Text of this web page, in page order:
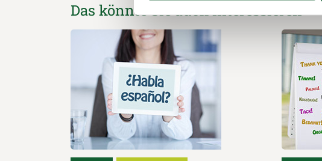
Das könnte Sie auch interessieren